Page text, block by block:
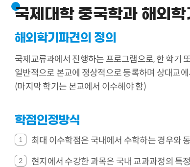
국제대학 중국학과 해외
해외학기파견의 정의
국제교류과에서 진행하는 프로그램으로, 한 학기
일반적으로 본교에 정상적으로 등록하며 상대교
(마지막 학기는 본교에서 이수해야 함)
학점인정방식
최대 이수학점은 국내에서 수학하는 경우와
현지에서 수강한 과목은 국내 교과과정의 특